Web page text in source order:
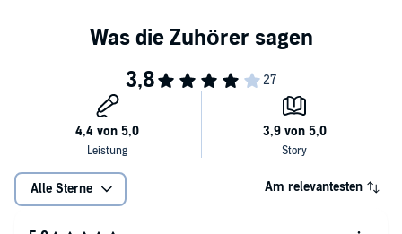
Alle Sterne Am relevantesten